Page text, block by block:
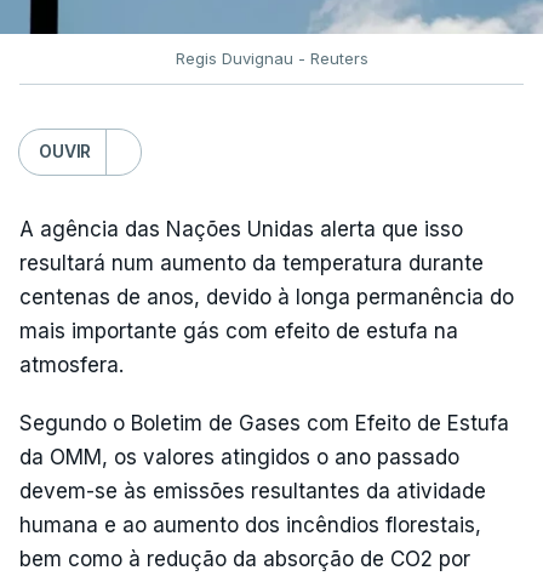
Regis Duvignau - Reuters
OUVIR
A agência das Nações Unidas alerta que isso
resultará num aumento da temperatura durante
centenas de anos, devido à longa permanência do
mais importante gás com efeito de estufa na
atmosfera.
Segundo o Boletim de Gases com Efeito de Estufa
da OMM, os valores atingidos o ano passado
devem-se às emissões resultantes da atividade
humana e ao aumento dos incêndios florestais,
bem como à redução da absorção de CO2 por